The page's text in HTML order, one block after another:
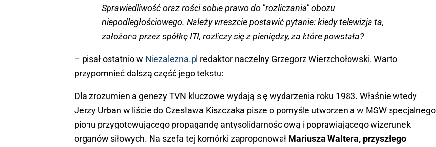
Sprawiedliwość oraz rości sobie prawo do "rozliczania" obozu
niepodległościowego. Należy wreszcie postawić pytanie: kiedy telewizja ta,
założona przez spółkę ITI, rozliczy się z pieniędzy, za które powstała?
– pisał ostatnio w Niezalezna.pl redaktor naczelny Grzegorz Wierzchołowski. Warto
przypomnieć dalszą część jego tekstu:
Dla zrozumienia genezy TVN kluczowe wydają się wydarzenia roku 1983. Właśnie wtedy
Jerzy Urban w liście do Czesława Kiszczaka pisze o pomyśle utworzenia w MSW specjalnego
pionu przygotowującego propagandę antysolidarnościową i poprawiającego wizerunek
organów siłowych. Na szefa tej komórki zaproponował Mariusza Waltera, przyszłego